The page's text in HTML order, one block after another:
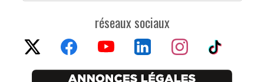
réseaux sociaux